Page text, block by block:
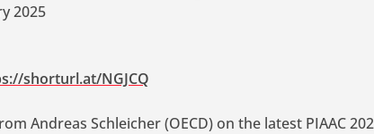
2025
shorturl.at/NGJCQ
Andreas Schleicher (OECD) on the latest PIAAC